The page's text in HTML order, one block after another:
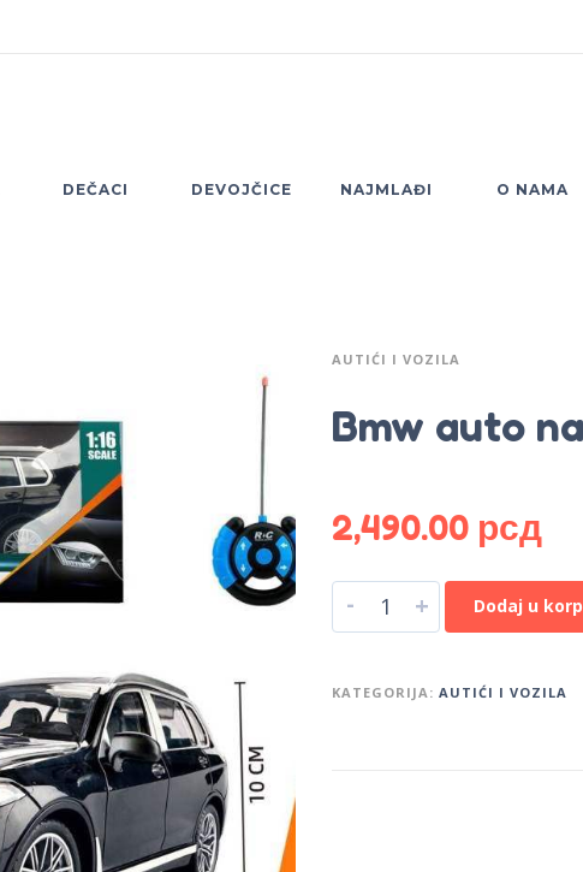
DEČACI DEVOJČICE NAJMLAĐI O NAMA
AUTIĆI I VOZILA
Bmw auto
2,490.00 рсд
- + Dodaj u
KATEGORIJA: AUTIĆI I VOZILA